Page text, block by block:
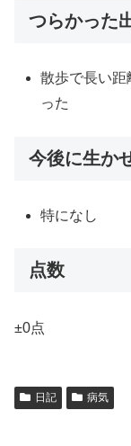
つらかった
散歩で長い距
った
今後に生か
特になし
点数
±0点
日記 病気